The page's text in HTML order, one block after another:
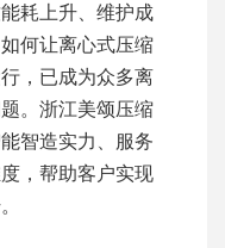
耗上升、维护成
何让离心式压缩
，已成为众多离
。浙江美颂压缩
智造实力、服务
，帮助客户实现